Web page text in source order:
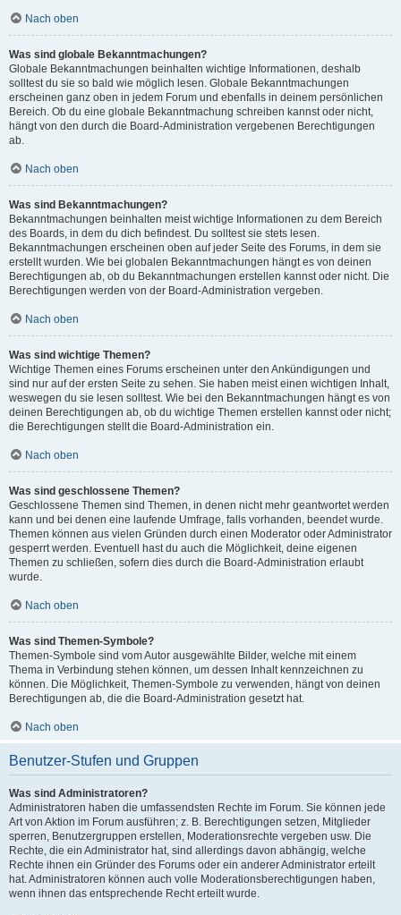
Nach oben
Was sind globale Bekanntmachungen?
Globale Bekanntmachungen beinhalten wichtige Informationen, deshalb
solltest du sie so bald wie möglich lesen. Globale Bekanntmachungen
erscheinen ganz oben in jedem Forum und ebenfalls in deinem persönlichen
Bereich. Ob du eine globale Bekanntmachung schreiben kannst oder nicht,
hängt von den durch die Board-Administration vergebenen Berechtigungen
ab.
Nach oben
Was sind Bekanntmachungen?
Bekanntmachungen beinhalten meist wichtige Informationen zu dem Bereich
des Boards, in dem du dich befindest. Du solltest sie stets lesen.
Bekanntmachungen erscheinen oben auf jeder Seite des Forums, in dem sie
erstellt wurden. Wie bei globalen Bekanntmachungen hängt es von deinen
Berechtigungen ab, ob du Bekanntmachungen erstellen kannst oder nicht. Die
Berechtigungen werden von der Board-Administration vergeben.
Nach oben
Was sind wichtige Themen?
Wichtige Themen eines Forums erscheinen unter den Ankündigungen und
sind nur auf der ersten Seite zu sehen. Sie haben meist einen wichtigen Inhalt,
weswegen du sie lesen solltest. Wie bei den Bekanntmachungen hängt es von
deinen Berechtigungen ab, ob du wichtige Themen erstellen kannst oder nicht;
die Berechtigungen stellt die Board-Administration ein.
Nach oben
Was sind geschlossene Themen?
Geschlossene Themen sind Themen, in denen nicht mehr geantwortet werden
kann und bei denen eine laufende Umfrage, falls vorhanden, beendet wurde.
Themen können aus vielen Gründen durch einen Moderator oder Administrator
gesperrt werden. Eventuell hast du auch die Möglichkeit, deine eigenen
Themen zu schließen, sofern dies durch die Board-Administration erlaubt
wurde.
Nach oben
Was sind Themen-Symbole?
Themen-Symbole sind vom Autor ausgewählte Bilder, welche mit einem
Thema in Verbindung stehen können, um dessen Inhalt kennzeichnen zu
können. Die Möglichkeit, Themen-Symbole zu verwenden, hängt von deinen
Berechtigungen ab, die die Board-Administration gesetzt hat.
Nach oben
Benutzer-Stufen und Gruppen
Was sind Administratoren?
Administratoren haben die umfassendsten Rechte im Forum. Sie können jede
Art von Aktion im Forum ausführen; z. B. Berechtigungen setzen, Mitglieder
sperren, Benutzergruppen erstellen, Moderationsrechte vergeben usw. Die
Rechte, die ein Administrator hat, sind allerdings davon abhängig, welche
Rechte ihnen ein Gründer des Forums oder ein anderer Administrator erteilt
hat. Administratoren können auch volle Moderationsberechtigungen haben,
wenn ihnen das entsprechende Recht erteilt wurde.